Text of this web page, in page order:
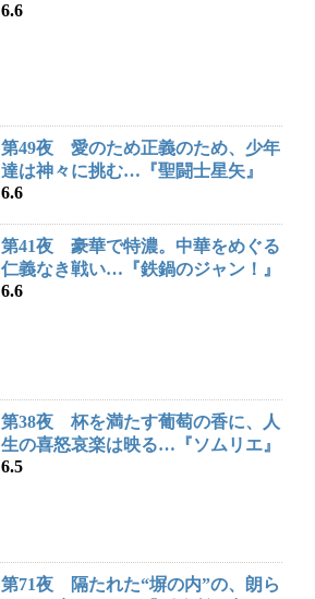
6.6
第49夜 愛のため正義のため、少年
達は神々に挑む…『聖闘士星矢』
6.6
第41夜 豪華で特濃。中華をめぐる
仁義なき戦い…『鉄鍋のジャン！』
6.6
第38夜 杯を満たす葡萄の香に、人
生の喜怒哀楽は映る…『ソムリエ』
6.5
第71夜 隔たれた“塀の内”の、朗ら